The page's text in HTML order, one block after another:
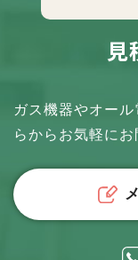
見
ガス機器やオール
らからお気軽にお